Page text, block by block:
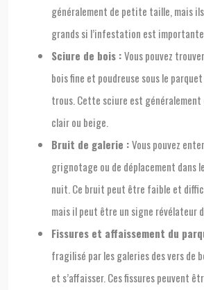
généralement de petite taille, mais
grands si l’infestation est
Sciure de bois :Vous pouvez
bois fine et poudreuse sous le
trous. Cette sciure est généralement
clair ou beige.
Bruit de galerie :Vous pouvez
grignotage ou de déplacement dans
nuit. Ce bruit peut être faible et
mais il peut être un signe révélateur
Fissures et affaissement du
fragilisé par les galeries des vers de
et s’affaisser. Ces fissures peuvent